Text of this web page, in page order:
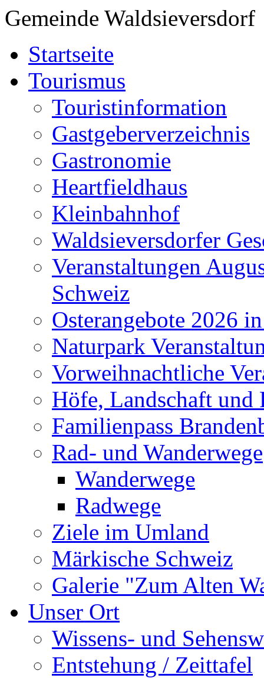
Gemeinde Waldsieversdorf
Startseite
Tourismus
Touristinformation
Gastgeberverzeichnis
Gastronomie
Heartfieldhaus
Kleinbahnhof
Waldsieversdorfer
Veranstaltungen
Schweiz
Osterangebote 2026
Naturpark
Vorweihnachtliche
Höfe, Landschaft und
Familienpass
Rad- und Wanderwege
Wanderwege
Radwege
Ziele im Umland
Märkische Schweiz
Galerie "Zum Alten
Unser Ort
Wissens- und
Entstehung / Zeittafel